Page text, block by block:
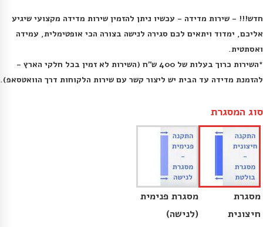
חדש!!! - שירות מדידה -
*השירות כרוך בעלות של 400 ש״ח (השירות לא זמין בכל חלקי הארץ -
להזמנת מדידה עד הבית יש ליצור קשר עם שירות הלקוחות דרך הוואטסאפ).
סוג המסגרת
מסגרת
חיצונית
מסגרת פנימית
(לנישה)